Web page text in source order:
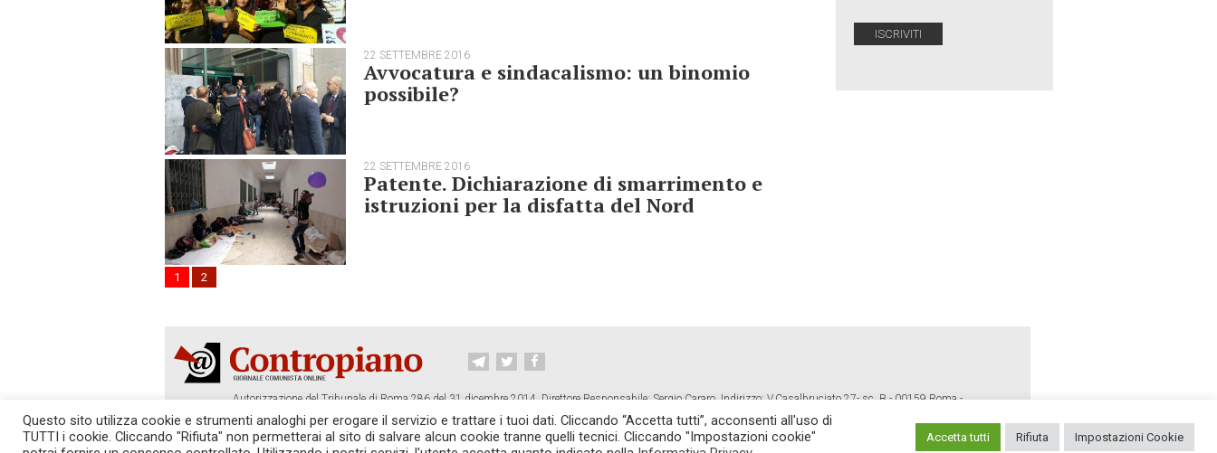
22 SETTEMBRE 2016
Avvocatura e sindacalismo: un binomio
possibile?
22 SETTEMBRE 2016
Patente. Dichiarazione di smarrimento e
istruzioni per la disfatta del Nord
1 2
Autorizzazione del Tribunale di Roma 286 del 31 dicembre 2014. Direttore Responsabile: Sergio Cararo. Indirizzo: V.Casalbruciato 27- sc. B - 00159 Roma -
Tel. 06.640.122.19 -
redazione@contropiano.org
SOSTIENICI! REDAZIONE CONTATTI TG CONTROPIANO LINK CONSIGLIATI PRIVACY COOKIE POLICY
Questo sito utilizza cookie e strumenti analoghi per erogare il servizio e trattare i tuoi dati. Cliccando “Accetta tutti”, acconsenti all'uso di
TUTTI i cookie. Cliccando "Rifiuta" non permetterai al sito di salvare alcun cookie tranne quelli tecnici. Cliccando "Impostazioni cookie"
Accetta tutti Rifiuta Impostazioni Cookie